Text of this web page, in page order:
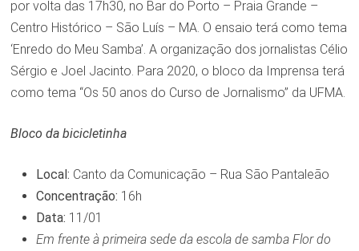
por volta das 17h30, no Bar do Porto – Praia Grande –
Centro Histórico – São Luís – MA. O ensaio terá como tema
‘Enredo do Meu Samba’. A organização dos jornalistas Célio
Sérgio e Joel Jacinto. Para 2020, o bloco da Imprensa terá
como tema “Os 50 anos do Curso de Jornalismo” da UFMA.
Bloco da bicicletinha
Local: Canto da Comunicação – Rua São Pantaleão
Concentração: 16h
Data: 11/01
Em frente à primeira sede da escola de samba Flor do